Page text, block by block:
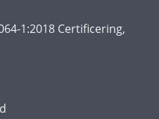
1:2018 Certificering,